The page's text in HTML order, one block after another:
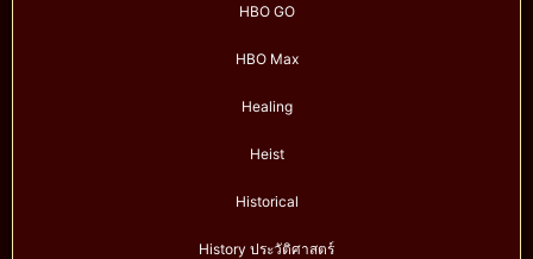
HBO GO
HBO Max
Healing
Heist
Historical
History ประวัติศาสตร์